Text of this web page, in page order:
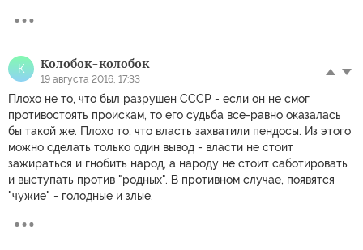
К Колобок-колобок
19 августа 2016, 17:33
Плохо не то, что был разрушен СССР - если он не смог
противостоять проискам, то его судьба все-равно оказалась
бы такой же. Плохо то, что власть захватили пендосы. Из этого
можно сделать только один вывод - власти не стоит
зажираться и гнобить народ, а народу не стоит саботировать
и выступать против "родных". В противном случае, появятся
"чужие" - голодные и злые.